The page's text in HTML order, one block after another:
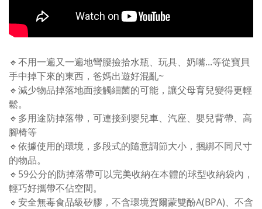
🔹不用一遍又一遍地彎腰撿拾水瓶、玩具、奶嘴...等從寶貝
手中掉下來的東西，爸媽出遊好混亂~
🔹減少物品掉落地面接觸細菌的可能，讓父母育兒變得更輕
鬆。
🔹多用途防掉落帶，可連接到嬰兒車、汽座、嬰兒背帶、高
腳椅等
🔹依據使用的環境，多段式的隨意調節大小，捆綁不同尺寸
的物品。
🔹59公分的防掉落帶可以完美收納在本體的球型收納袋內，
輕巧好攜帶不佔空間。
🔹安全無毒食品級矽膠，不含環境賀爾蒙雙酚A(BPA)、不含